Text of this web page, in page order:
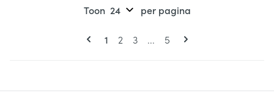
Pagina's
U lees momenteel pagina
1 Pagina
2 Pagina
3 ... Pagina
5
Toon per pagina